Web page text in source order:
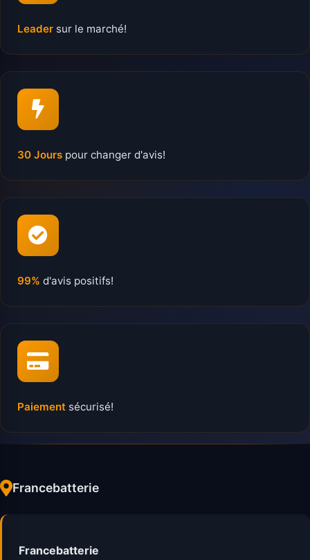
Leader sur le marché!
30 Jours pour changer d'avis!
99% d'avis positifs!
Paiement sécurisé!
Francebatterie
Francebatterie